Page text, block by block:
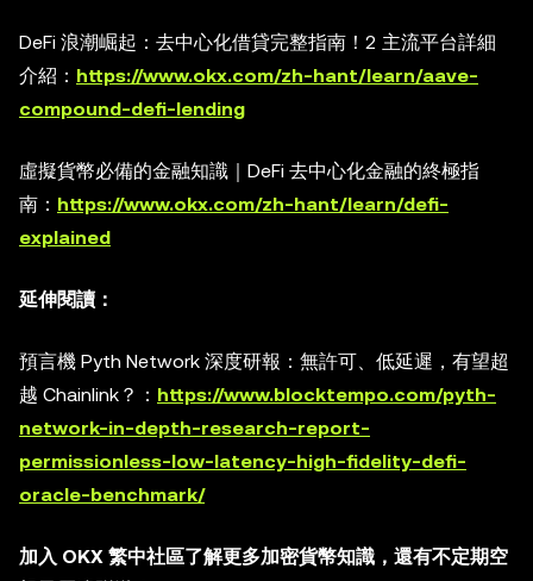
DeFi 浪潮崛起：去中心化借貸完整指南！2 主流平台詳細
介紹： https://www.okx.com/zh-hant/learn/aave-
compound-defi-lending
虛擬貨幣必備的金融知識｜DeFi 去中心化金融的終極指
南： https://www.okx.com/zh-hant/learn/defi-
explained
延伸閱讀：
預言機 Pyth Network 深度研報：無許可、低延遲，有望超
越 Chainlink？： https://www.blocktempo.com/pyth-
network-in-depth-research-report-
permissionless-low-latency-high-fidelity-defi-
oracle-benchmark/
加入 OKX 繁中社區了解更多加密貨幣知識，還有不定期空